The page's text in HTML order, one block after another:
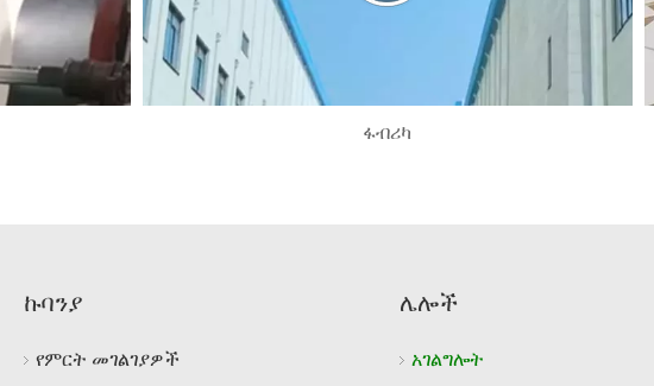
ፋብሪካ
ኩባንያ
የምርት መገልገያዎች
ሌሎች
አገልግሎት